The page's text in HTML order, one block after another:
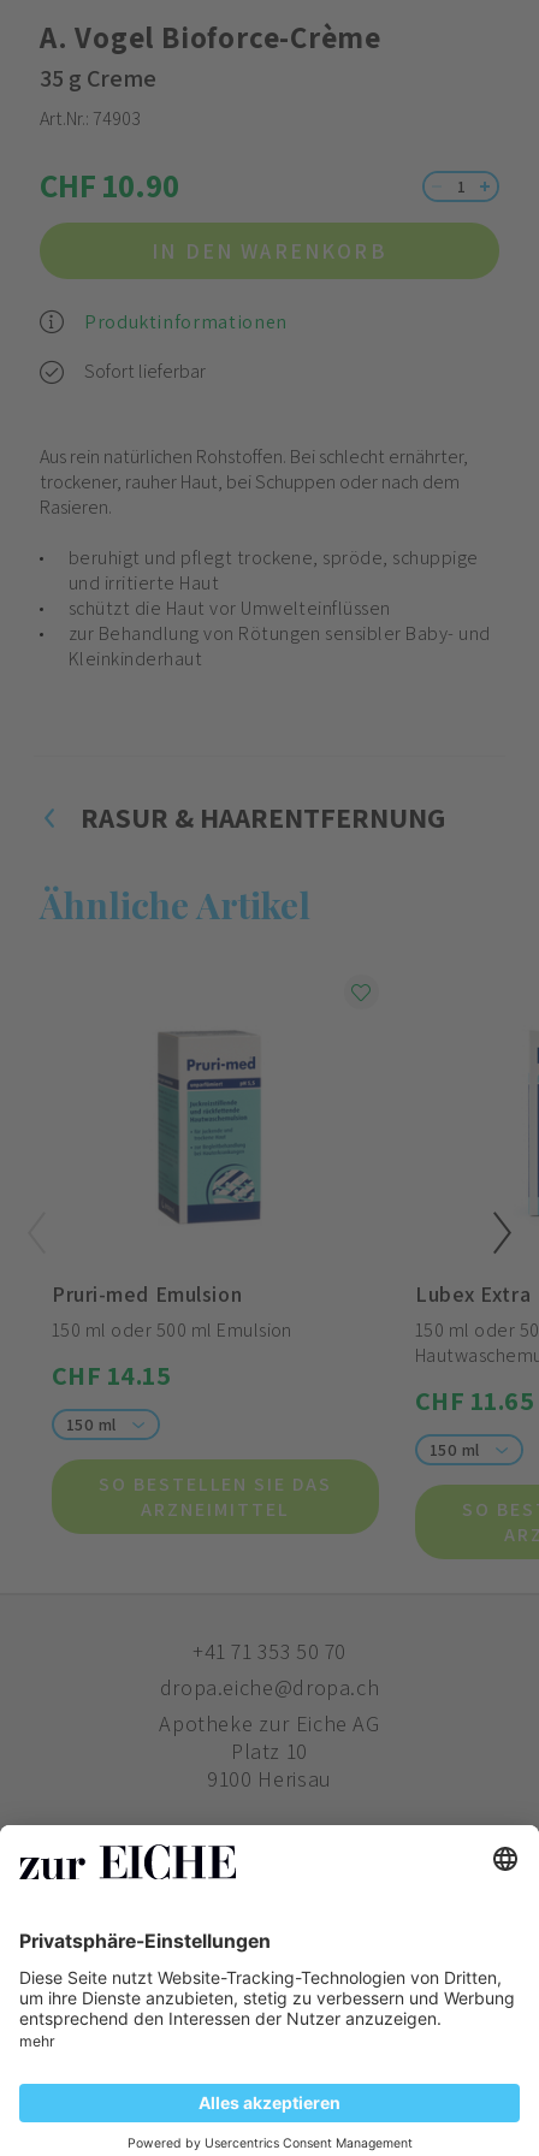
A. Vogel Bioforce-Crème
35 g Creme
Art.Nr.: 74903
CHF 10.90
IN DEN WARENKORB
Produktinformationen
Sofort lieferbar
Aus rein natürlichen Rohstoffen. Bei schlecht ernährter,
trockener, rauher Haut, bei Schuppen oder nach dem
Rasieren.
beruhigt und pflegt trockene, spröde, schuppige
und irritierte Haut
schützt die Haut vor Umwelteinflüssen
zur Behandlung von Rötungen sensibler Baby- und
Kleinkinderhaut
RASUR & HAARENTFERNUNG
Ähnliche Artikel
Pruri-med Emulsion
150 ml oder 500 ml Emulsion
CHF 14.15
150 ml
SO BESTELLEN SIE DAS
ARZNEIMITTEL
Lubex Extra
150 ml oder
CHF 11.65
150 ml
SO
+41 71 353 50 70
dropa.eiche@dropa.ch
Apotheke zur Eiche AG
Platz 10
9100 Herisau
ZUR EICHE
PHARMAVERTRIEB
Copyright ©Zur Eiche2019